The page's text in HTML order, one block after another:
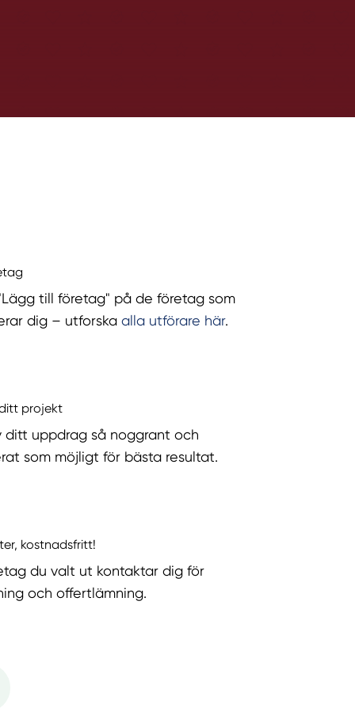
till företag" på de företag som
dig – utforska alla utförare här.
projekt
ditt uppdrag så noggrant och
som möjligt för bästa resultat.
kostnadsfritt!
du valt ut kontaktar dig för
och offertlämning.